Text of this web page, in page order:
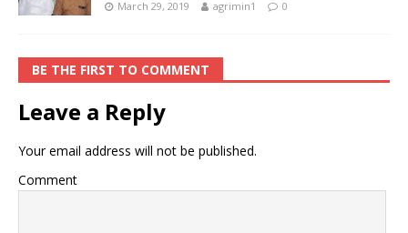
March 29, 2019 agrimin1 0
BE THE FIRST TO COMMENT
Leave a Reply
Your email address will not be published.
Comment